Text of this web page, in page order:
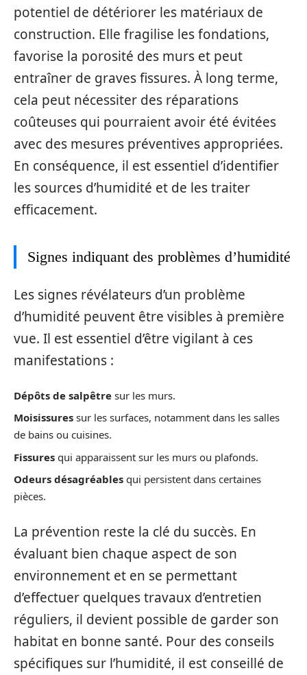
potentiel de détériorer les matériaux de
construction. Elle fragilise les fondations,
favorise la porosité des murs et peut
entraîner de graves fissures. À long terme,
cela peut nécessiter des réparations
coûteuses qui pourraient avoir été évitées
avec des mesures préventives appropriées.
En conséquence, il est essentiel d’identifier
les sources d’humidité et de les traiter
efficacement.
Signes indiquant des problèmes d’humidité
Les signes révélateurs d’un problème
d’humidité peuvent être visibles à première
vue. Il est essentiel d’être vigilant à ces
manifestations :
Dépôts de salpêtre sur les murs.
Moisissures sur les surfaces, notamment dans les salles
de bains ou cuisines.
Fissures qui apparaissent sur les murs ou plafonds.
Odeurs désagréables qui persistent dans certaines
pièces.
La prévention reste la clé du succès. En
évaluant bien chaque aspect de son
environnement et en se permettant
d’effectuer quelques travaux d’entretien
réguliers, il devient possible de garder son
habitat en bonne santé. Pour des conseils
spécifiques sur l’humidité, il est conseillé de